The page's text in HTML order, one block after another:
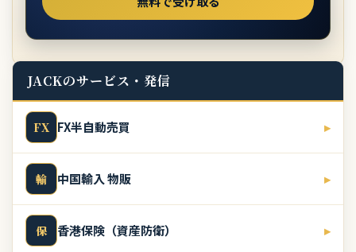
JACKのサービス・発信
FX FX半自動売買 ▸
輸 中国輸入 物販 ▸
保 香港保険（資産防衛） ▸